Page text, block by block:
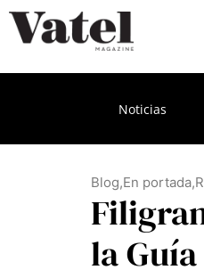
Noticias
Blog,En portada,
la